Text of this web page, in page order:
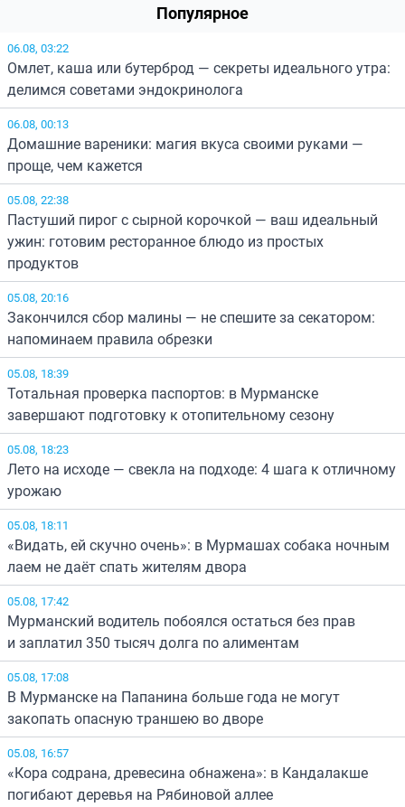
Популярное
06.08, 03:22
Омлет, каша или бутерброд — секреты идеального утра:
делимся советами эндокринолога
06.08, 00:13
Домашние вареники: магия вкуса своими руками —
проще, чем кажется
05.08, 22:38
Пастуший пирог с сырной корочкой — ваш идеальный
ужин: готовим ресторанное блюдо из простых
продуктов
05.08, 20:16
Закончился сбор малины — не спешите за секатором:
напоминаем правила обрезки
05.08, 18:39
Тотальная проверка паспортов: в Мурманске
завершают подготовку к отопительному сезону
05.08, 18:23
Лето на исходе — свекла на подходе: 4 шага к отличному
урожаю
05.08, 18:11
«Видать, ей скучно очень»: в Мурмашах собака ночным
лаем не даёт спать жителям двора
05.08, 17:42
Мурманский водитель побоялся остаться без прав
и заплатил 350 тысяч долга по алиментам
05.08, 17:08
В Мурманске на Папанина больше года не могут
закопать опасную траншею во дворе
05.08, 16:57
«Кора содрана, древесина обнажена»: в Кандалакше
погибают деревья на Рябиновой аллее